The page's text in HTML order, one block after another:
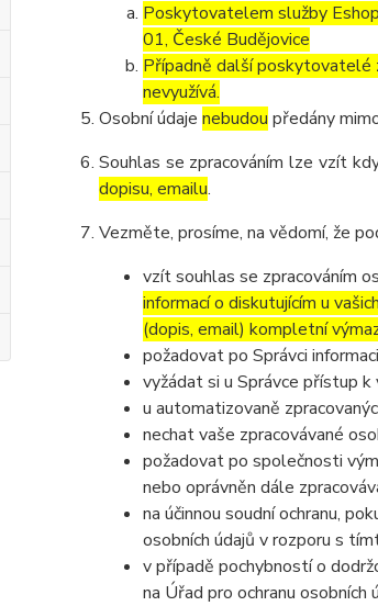
Poskytovatelem služby
01, České Budějovice
Případně další poskytovatelé
nevyužívá.
Osobní údaje nebudou předány
Souhlas se zpracováním lze vzít
dopisu, emailu.
Vezměte, prosíme, na vědomí, že
vzít souhlas se zpracováním
informací o diskutujícím u
(dopis, email) kompletní
požadovat po Správci
vyžádat si u Správce přístup k
u automatizovaně
nechat vaše zpracovávané
požadovat po společnosti
nebo oprávněn dále
na účinnou soudní ochranu,
osobních údajů v rozporu s
v případě pochybností o
na Úřad pro ochranu osobních